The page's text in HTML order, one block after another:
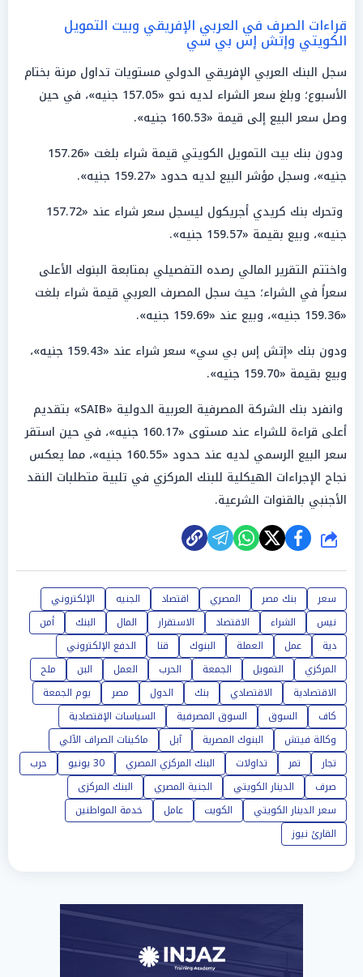
قراءات الصرف في العربي الإفريقي وبيت التمويل
الكويتي وإتش إس بي سي
سجل البنك العربي الإفريقي الدولي مستويات تداول مرنة بختام
الأسبوع؛ وبلغ سعر الشراء لديه نحو «157.05 جنيه»، في حين
وصل سعر البيع إلى قيمة «160.53 جنيه».
ودون بنك بيت التمويل الكويتي قيمة شراء بلغت «157.26
جنيه»، وسجل مؤشر البيع لديه حدود «159.27 جنيه».
وتحرك بنك كريدي أجريكول ليسجل سعر شراء عند «157.72
جنيه»، وبيع بقيمة «159.57 جنيه».
واختتم التقرير المالي رصده التفصيلي بمتابعة البنوك الأعلى
سعراً في الشراء؛ حيث سجل المصرف العربي قيمة شراء بلغت
«159.36 جنيه»، وبيع عند «159.69 جنيه».
ودون بنك «إتش إس بي سي» سعر شراء عند «159.43 جنيه»،
وبيع بقيمة «159.70 جنيه».
وانفرد بنك الشركة المصرفية العربية الدولية «SAIB» بتقديم
أعلى قراءة للشراء عند مستوى «160.17 جنيه»، في حين استقر
سعر البيع الرسمي لديه عند حدود «160.55 جنيه»، مما يعكس
نجاح الإجراءات الهيكلية للبنك المركزي في تلبية متطلبات النقد
الأجنبي بالقنوات الشرعية.
شارك
سعر بنك مصر المصري اقتصاد الجنيه
الإلكتروني
نيس
الشراء الاقتصاد الاستقرار المال البنك
أمن
دية
عمل العملة البنوك قنا
الدفع الإلكتروني
المركزي
التمويل الجمعة الحرب العمل البن
ملح
الاقتصادية
الاقتصادي بنك الدول مصر
يوم الجمعة
كاف
السوق السوق المصرفية
السياسات الإقتصادية
وكالة فيتش
البنوك المصرية آبل
ماكينات الصراف الآلي
تجار
تمر تداولات البنك المركزي المصري 30 يونيو
حرب
صرف
الدينار الكويتي الجنية المصري
البنك المركزى
سعر الدينار الكويتي
الكويت عامل
خدمة المواطنين
القارئ نيوز